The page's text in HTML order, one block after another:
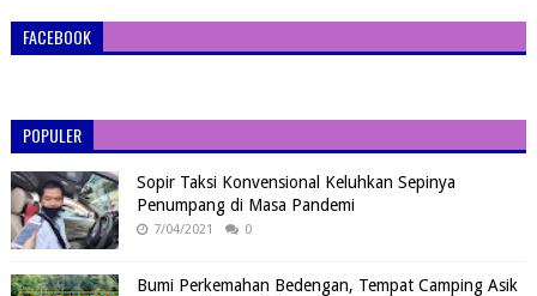
FACEBOOK
POPULER
Sopir Taksi Konvensional Keluhkan Sepinya
Penumpang di Masa Pandemi
7/04/2021 0
Bumi Perkemahan Bedengan, Tempat Camping Asik